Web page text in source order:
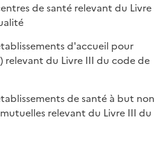
de santé relevant du Livre
d'accueil pour
relevant du Livre III du code de
de santé à but
relevant du Livre III du